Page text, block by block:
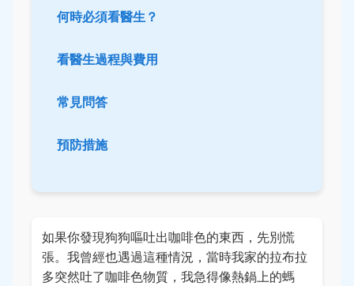
何時必須看醫生？
看醫生過程與費用
常見問答
預防措施
如果你發現狗狗嘔吐出咖啡色的東西，先別慌
張。我曾經也遇過這種情況，當時我家的拉布拉
多突然吐了咖啡色物質，我急得像熱鍋上的螞